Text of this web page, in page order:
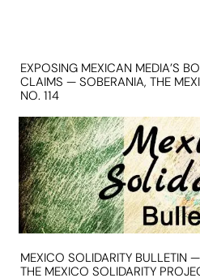
EXPOSING MEXICAN MEDIA’S
CLAIMS — SOBERANIA, THE
NO. 114
MEXICO SOLIDARITY BULLETIN
THE MEXICO SOLIDARITY